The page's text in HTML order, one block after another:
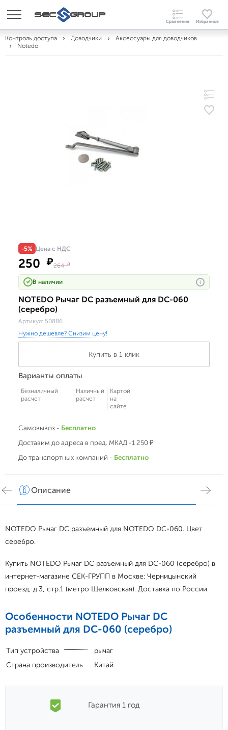
Контроль доступа Доводчики
Аксессуары для доводчиков
Notedo
-5% Цена с НДС
250 ₽264₽
В наличии i
NOTEDO Рычаг DC разъемный для DC-060
(серебро)
Артикул: 50886
Нужно дешевле? Снизим цену!
Купить в 1 клик
Варианты оплаты
Безналичный
расчет
Наличный
расчет
Картой
на
сайте
Самовывоз - Бесплатно
Доставим до адреса в пред. МКАД -1 250 ₽
До транспортных компаний - Бесплатно
Описание
NOTEDO Рычаг DC разъемный для NOTEDO DC-060. Цвет
серебро.
Купить NOTEDO Рычаг DC разъемный для DC-060 (серебро) в
интернет-магазине СЕК-ГРУПП в Москве: Черницынский
проезд, д.3, стр.1 (метро Щелковская). Доставка по России.
Особенности NOTEDO Рычаг DC
разъемный для DC-060 (серебро)
Тип устройства
рычаг
Страна производитель
Китай
Гарантия 1 год